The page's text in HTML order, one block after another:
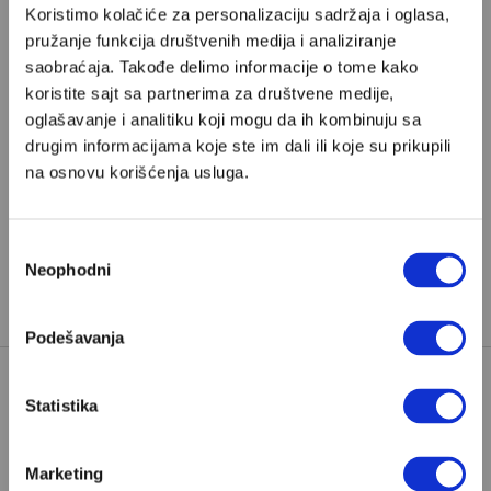
Koristimo kolačiće za personalizaciju sadržaja i oglasa,
pružanje funkcija društvenih medija i analiziranje
saobraćaja. Takođe delimo informacije o tome kako
koristite sajt sa partnerima za društvene medije,
oglašavanje i analitiku koji mogu da ih kombinuju sa
drugim informacijama koje ste im dali ili koje su prikupili
na osnovu korišćenja usluga.
сагласности
Neophodni
Podešavanja
Statistika
Marketing
Poštovani, da biste nastavili sa čitanjem naših
premium sadržaja, neophodno je da
odaberete jedan od planova pretplate.
Pretplata
Dragana Stojiljković
, strip scenaristkinja i
TAGOVI:
DRAGANA STOJILJKOVIĆ